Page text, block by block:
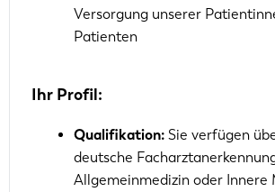
Versorgung unserer
Patienten
Ihr Profil:
Qualifikation: Sie verfügen
deutsche
Allgemeinmedizin oder Innere